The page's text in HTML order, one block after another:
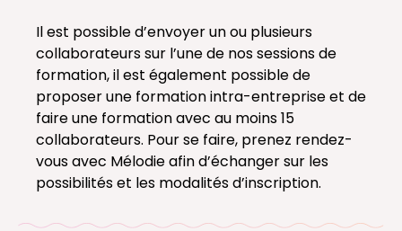
Il est possible d’envoyer un ou plusieurs
collaborateurs sur l’une de nos sessions de
formation, il est également possible de
proposer une formation intra-entreprise et de
faire une formation avec au moins 15
collaborateurs. Pour se faire, prenez rendez-
vous avec Mélodie afin d’échanger sur les
possibilités et les modalités d’inscription.